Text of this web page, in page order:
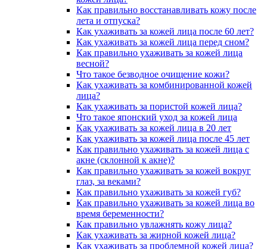
Как правильно восстанавливать кожу после
лета и отпуска?
Как ухаживать за кожей лица после 60 лет?
Как ухаживать за кожей лица перед сном?
Как правильно ухаживать за кожей лица
весной?
Что такое безводное очищение кожи?
Как ухаживать за комбинированной кожей
лица?
Как ухаживать за пористой кожей лица?
Что такое японский уход за кожей лица
Как ухаживать за кожей лица в 20 лет
Как ухаживать за кожей лица после 45 лет
Как правильно ухаживать за кожей лица с
акне (склонной к акне)?
Как правильно ухаживать за кожей вокруг
глаз, за веками?
Как правильно ухаживать за кожей губ?
Как правильно ухаживать за кожей лица во
время беременности?
Как правильно увлажнять кожу лица?
Как ухаживать за жирной кожей лица?
Как ухаживать за проблемной кожей лица?